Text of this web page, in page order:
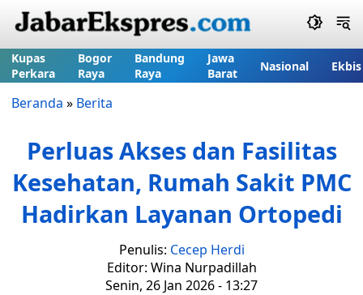
Kupas
Perkara
Bogor
Raya
Bandung
Raya
Jawa
Barat
Nasional Ekbis
Beranda » Berita
Perluas Akses dan Fasilitas
Kesehatan, Rumah Sakit PMC
Hadirkan Layanan Ortopedi
Penulis: Cecep Herdi
Editor: Wina Nurpadillah
Senin, 26 Jan 2026 - 13:27